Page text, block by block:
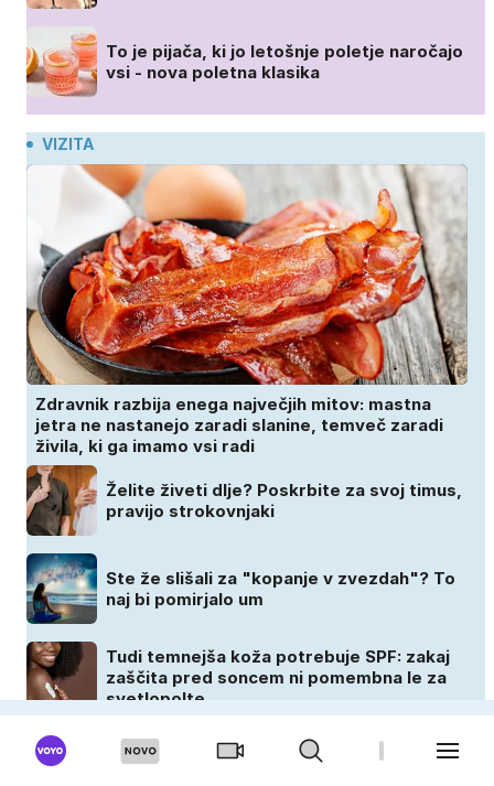
To je pijača, ki jo letošnje poletje naročajo
vsi - nova poletna klasika
VIZITA
Zdravnik razbija enega največjih mitov: mastna
jetra ne nastanejo zaradi slanine, temveč zaradi
živila, ki ga imamo vsi radi
Želite živeti dlje? Poskrbite za svoj timus,
pravijo strokovnjaki
Ste že slišali za "kopanje v zvezdah"? To
naj bi pomirjalo um
Tudi temnejša koža potrebuje SPF: zakaj
zaščita pred soncem ni pomembna le za
svetlopolte
CEKIN